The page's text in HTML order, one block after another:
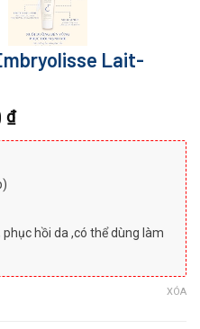
Lait-
₫
hồi da ,có thể dùng làm
XÓA